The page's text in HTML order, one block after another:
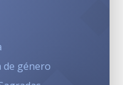
de género